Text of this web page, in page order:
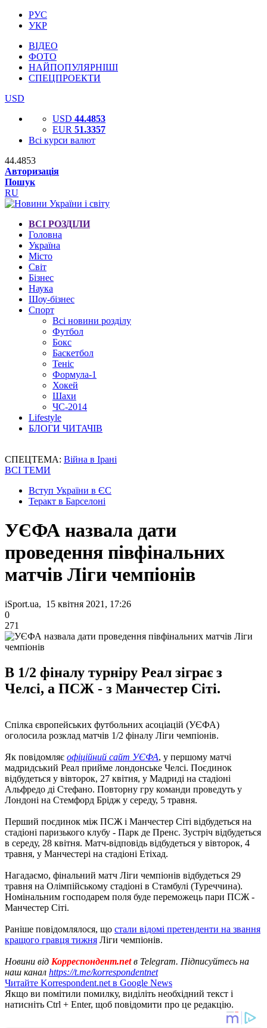
РУС
УКР
ВІДЕО
ФОТО
НАЙПОПУЛЯРНІШІ
СПЕЦПРОЕКТИ
USD
USD 44.4853
EUR 51.3357
Всі курси валют
44.4853
Авторизація
Пошук
RU
ВСІ РОЗДІЛИ
Головна
Україна
Місто
Світ
Бізнес
Наука
Шоу-бізнес
Спорт
Всі новини розділу
Футбол
Бокс
Баскетбол
Теніс
Формула-1
Хокей
Шахи
ЧС-2014
Lifestyle
БЛОГИ ЧИТАЧІВ
СПЕЦТЕМА: Війна в Ірані
ВСІ ТЕМИ
Вступ України в ЄС
Теракт в Барселоні
УЄФА назвала дати
проведення півфінальних
матчів Ліги чемпіонів
iSport.ua, 15 квітня 2021, 17:26
0
271
В 1/2 фіналу турніру Реал зіграє з
Челсі, а ПСЖ - з Манчестер Сіті.
Спілка європейських футбольних асоціацій (УЄФА)
оголосила розклад матчів 1/2 фіналу Ліги чемпіонів.
Як повідомляє офіційний сайт УЄФА, у першому матчі
мадридський Реал прийме лондонське Челсі. Поєдинок
відбудеться у вівторок, 27 квітня, у Мадриді на стадіоні
Альфредо ді Стефано. Повторну гру команди проведуть у
Лондоні на Стемфорд Брідж у середу, 5 травня.
Перший поєдинок між ПСЖ і Манчестер Сіті відбудеться на
стадіоні паризького клубу - Парк де Пренс. Зустріч відбудеться
в середу, 28 квітня. Матч-відповідь відбудеться у вівторок, 4
травня, у Манчестері на стадіоні Етіхад.
Нагадаємо, фінальний матч Ліги чемпіонів відбудеться 29
травня на Олімпійському стадіоні в Стамбулі (Туреччина).
Номінальним господарем поля буде переможець пари ПСЖ -
Манчестер Сіті.
Раніше повідомлялося, що стали відомі претенденти на звання
кращого гравця тижня Ліги чемпіонів.
Новини від Корреспондент.netв Telegram. Підписуйтесь на
наш канал https://t.me/korrespondentnet
Читайте Korrespondent.net в Google News
Якщо ви помітили помилку, виділіть необхідний текст і
натисніть Ctrl + Enter, щоб повідомити про це редакцію.